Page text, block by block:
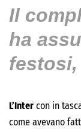
Il
ha
L’Inter con in
come avevano